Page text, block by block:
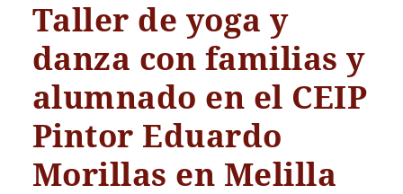
Taller de yoga y
danza con familias y
alumnado en el CEIP
Pintor Eduardo
Morillas en Melilla